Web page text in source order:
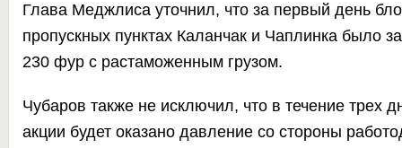
Глава Меджлиса уточнил, что за первый день
пропускных пунктах Каланчак и Чаплинка было
230 фур с растаможенным грузом.
Чубаров также не исключил, что в течение трех
акции будет оказано давление со стороны